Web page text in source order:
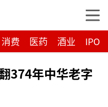
消费 医药 酒业 IPO
374年中华老字